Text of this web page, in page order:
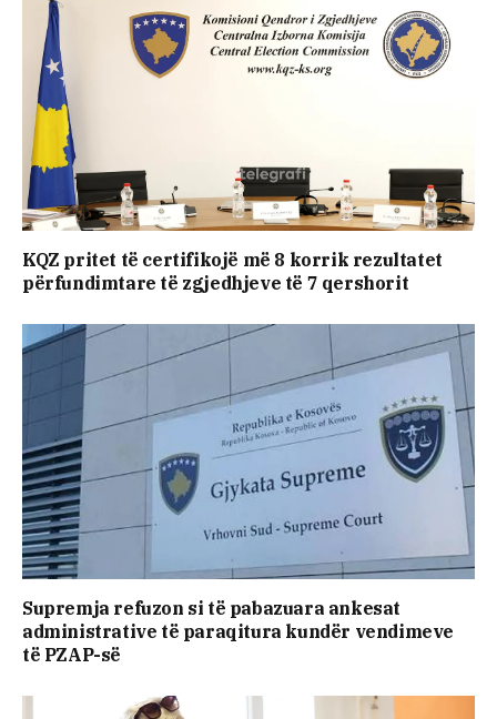
KQZ pritet të certifikojë më 8 korrik rezultatet
përfundimtare të zgjedhjeve të 7 qershorit
Supremja refuzon si të pabazuara ankesat
administrative të paraqitura kundër vendimeve
të PZAP-së